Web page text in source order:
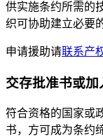
供实施条约所需的
织可协助建立必要
申请援助请联系产
交存批准书或加
符合资格的国家或
书，方可成为条约